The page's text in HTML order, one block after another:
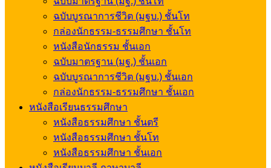
ฉบับบูรณาการชีวิต (มฐบ.) ชั้นโท
กล่องนักธรรม-ธรรมศึกษา ชั้นโท
หนังสือนักธรรม ชั้นเอก
ฉบับมาตรฐาน (มฐ.) ชั้นเอก
ฉบับบูรณาการชีวิต (มฐบ.) ชั้นเอก
กล่องนักธรรม-ธรรมศึกษา ชั้นเอก
หนังสือเรียนธรรมศึกษา
หนังสือธรรมศึกษา ชั้นตรี
หนังสือธรรมศึกษา ชั้นโท
หนังสือธรรมศึกษา ชั้นเอก